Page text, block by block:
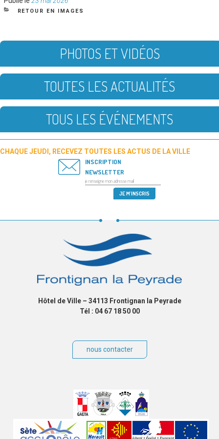
le
CATÉGORIES
RETOUR EN IMAGES
PHOTOS ET VIDÉOS
TOUTES LES ACTUALITÉS
TOUS LES ÉVÉNEMENTS
CHAQUE JEUDI, RECEVEZ TOUTES LES ACTUS DE LA VILLE
INSCRIPTION
NEWSLETTER
Hôtel de Ville – 34113 Frontignan la Peyrade
Tél : 04 67 18 50 00
nous contacter
partenaires